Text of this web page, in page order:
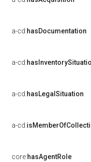
a-cd:hasDocumentation
a-cd:
a-cd:hasLegalSituation
a-cd:
core:hasAgentRole